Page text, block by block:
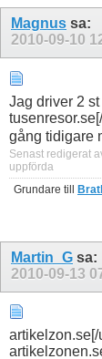
Magnus sa:
2010-09-10
Jag driver 2
gång tidigare
Senast redigerat
uppförda
Grundare till
Martin_G sa:
2010-09-13